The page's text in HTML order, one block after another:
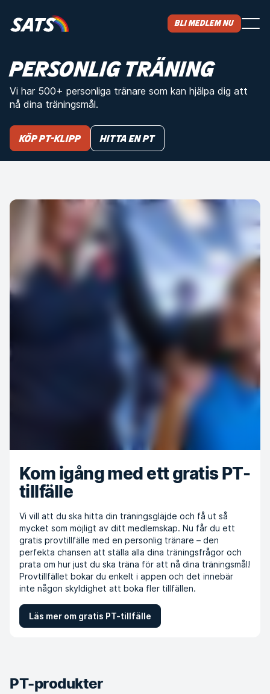
Bli medlem nu
PERSONLIG TRÄNING
Vi har 500+ personliga tränare som kan hjälpa dig att
nå dina träningsmål.
KÖP PT-KLIPP Hitta en PT
Kom igång med ett gratis PT-
tillfälle
Vi vill att du ska hitta din träningsgläjde och få ut så
mycket som möjligt av ditt medlemskap. Nu får du ett
gratis provtillfälle med en personlig tränare – den
perfekta chansen att ställa alla dina träningsfrågor och
prata om hur just du ska träna för att nå dina träningsmål!
Provtillfället bokar du enkelt i appen och det innebär
inte någon skyldighet att boka fler tillfällen.
Läs mer om gratis PT-tillfälle
PT-produkter